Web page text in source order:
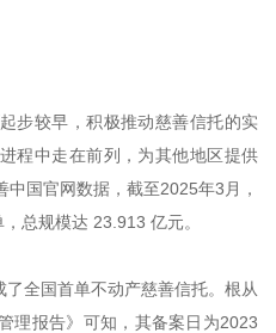
步较早，积极推动慈善信托的实
程中走在前列，为其他地区提供
国官网数据，截至2025年3月，
总规模达 23.913 亿元。
全国首单不动产慈善信托。根从
理报告》可知，其备案日为2023